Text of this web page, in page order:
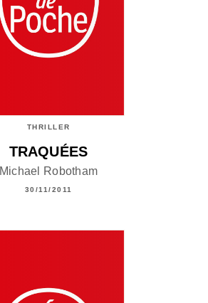
THRILLER
TRAQUÉES
Michael Robotham
30/11/2011